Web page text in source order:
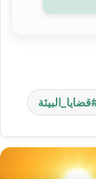
قضايا_البيئة